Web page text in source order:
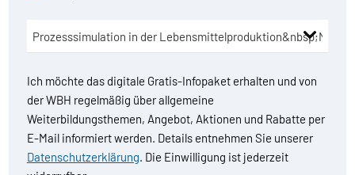
Ich möchte das digitale Gratis-Infopaket erhalten und von
der WBH regelmäßig über allgemeine
Weiterbildungsthemen, Angebot, Aktionen und Rabatte per
E-Mail informiert werden. Details entnehmen Sie unserer
Datenschutzerklärung. Die Einwilligung ist jederzeit